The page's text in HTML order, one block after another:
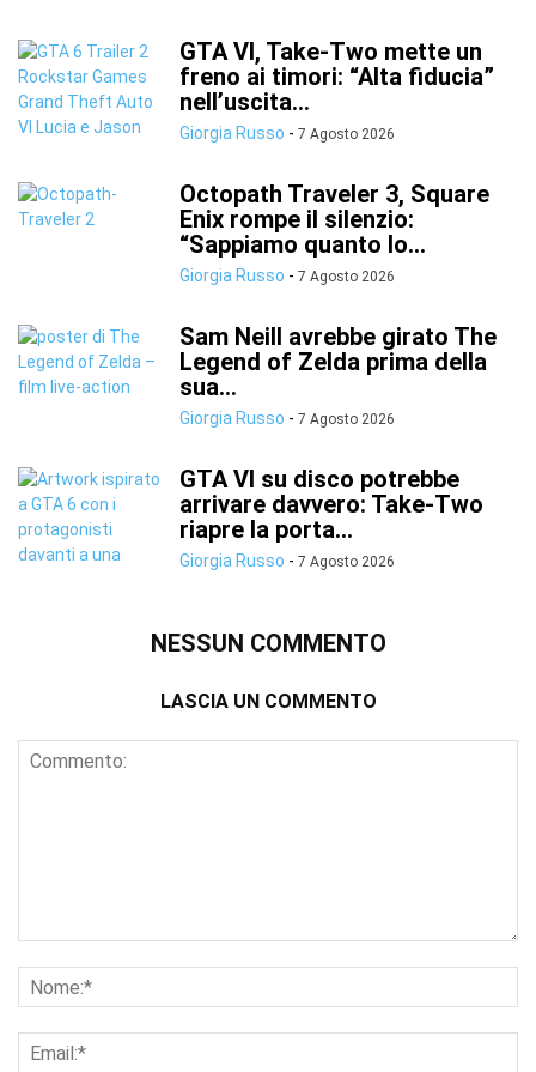
GTA VI, Take-Two mette un
freno ai timori: “Alta fiducia”
nell’uscita...
Giorgia Russo - 7 Agosto 2026
Octopath Traveler 3, Square
Enix rompe il silenzio:
“Sappiamo quanto lo...
Giorgia Russo - 7 Agosto 2026
Sam Neill avrebbe girato The
Legend of Zelda prima della
sua...
Giorgia Russo - 7 Agosto 2026
GTA VI su disco potrebbe
arrivare davvero: Take-Two
riapre la porta...
Giorgia Russo - 7 Agosto 2026
NESSUN COMMENTO
LASCIA UN COMMENTO